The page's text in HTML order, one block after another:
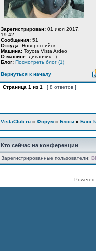
Зарегистрирован: 01 июл 2017,
19:42
Сообщения: 51
Откуда: Новороссийск
Машина: Toyota Vista Ardeo
О машине: диванчик =)
Блог: Посмотреть блог (1)
Вернуться к началу
Страница 1 из 1 [ 8 ответов ]
VistaClub.ru » Форум » Блоги » Блог
Кто сейчас на конференции
Зарегистрированные пользователи: